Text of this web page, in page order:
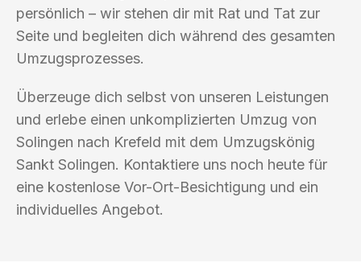
persönlich – wir stehen dir mit Rat und Tat zur
Seite und begleiten dich während des gesamten
Umzugsprozesses.
Überzeuge dich selbst von unseren Leistungen
und erlebe einen unkomplizierten Umzug von
Solingen nach Krefeld mit dem Umzugskönig
Sankt Solingen. Kontaktiere uns noch heute für
eine kostenlose Vor-Ort-Besichtigung und ein
individuelles Angebot.